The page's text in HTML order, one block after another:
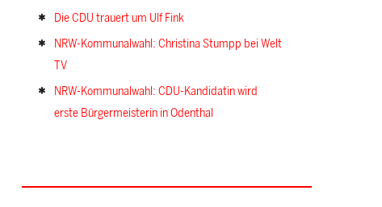
Die CDU trauert um Ulf Fink
NRW-Kommunalwahl: Christina Stumpp bei Welt
TV
NRW-Kommunalwahl: CDU-Kandidatin wird
erste Bürgermeisterin in Odenthal